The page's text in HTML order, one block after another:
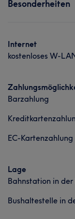
Portfolio
Ich bin David,
Services
Besonderheiten
Internet
kostenloses W-
Barzahlung
EC-Kartenzahlung
Lage
Bahnstation in
Bushaltestelle in